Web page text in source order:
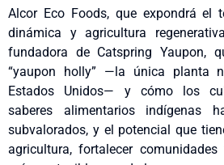
Alcor Eco Foods, que expondrá el
dinámica y agricultura
fundadora de Catspring Yaupon,
“yaupon holly” —la única planta
Estados Unidos— y cómo los
saberes alimentarios indígenas
subvalorados, y el potencial que
agricultura, fortalecer